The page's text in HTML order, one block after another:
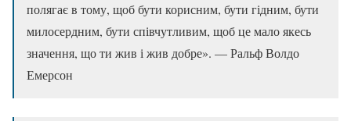
полягає в тому, щоб бути корисним, бути гідним, бути
милосердним, бути співчутливим, щоб це мало якесь
значення, що ти жив і жив добре». — Ральф Волдо
Емерсон